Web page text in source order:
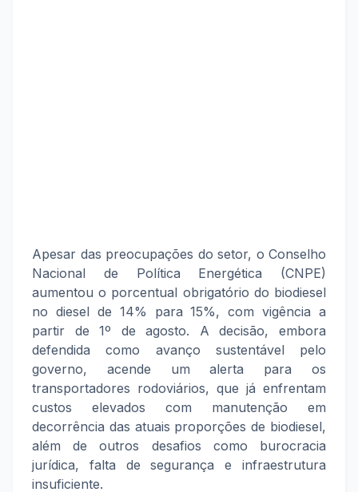
Apesar das preocupações do setor, o Conselho
Nacional de Política Energética (CNPE)
aumentou o porcentual obrigatório do biodiesel
no diesel de 14% para 15%, com vigência a
partir de 1º de agosto. A decisão, embora
defendida como avanço sustentável pelo
governo, acende um alerta para os
transportadores rodoviários, que já enfrentam
custos elevados com manutenção em
decorrência das atuais proporções de biodiesel,
além de outros desafios como burocracia
jurídica, falta de segurança e infraestrutura
insuficiente.